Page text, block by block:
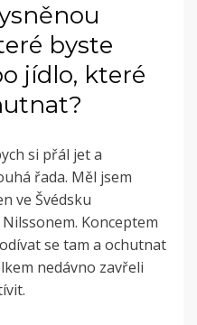
byste
jídlo, které
si přál jet a
řada. Měl jsem
ve Švédsku
Konceptem
se tam a ochutnat
nedávno zavřeli